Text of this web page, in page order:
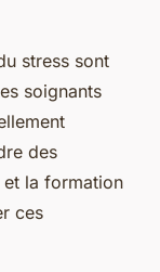
stress sont
soignants
des
et la formation
ces